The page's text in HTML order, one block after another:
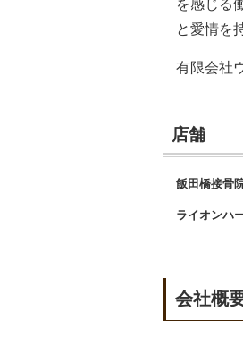
を感じる
と愛情を
有限会社
店舗
飯田橋接骨
ライオンハ
会社概